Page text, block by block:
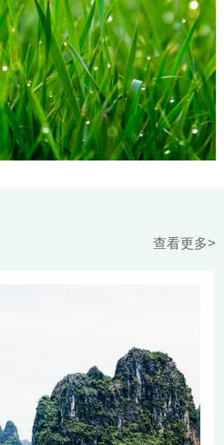
查看更多>